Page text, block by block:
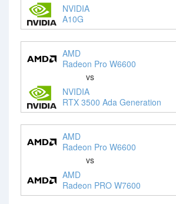
NVIDIA
A10G
AMD
Radeon Pro W6600
vs
NVIDIA
RTX 3500 Ada Generation
AMD
Radeon Pro W6600
vs
AMD
Radeon PRO W7600